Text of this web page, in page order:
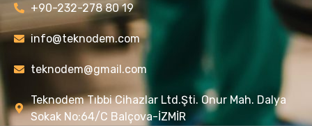
+90-232-278 80 19
info@teknodem.com
teknodem@gmail.com
Teknodem Tıbbi Cihazlar Ltd.Şti. Onur Mah. Dalya
Sokak No:64/C Balçova-İZMİR